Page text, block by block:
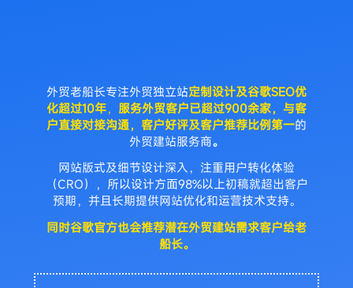
外贸老船长专注外贸独立站定制设计及谷歌SEO优
化超过10年， 服务外贸客户已超过900余家，与客
户直接对接沟通，客户好评及客户推荐比例第一的
外贸建站服务商。
网站版式及细节设计深入，注重用户转化体验
（CRO），所以设计方面98%以上初稿就超出客户
预期，并且长期提供网站优化和运营技术支持。
同时谷歌官方也会推荐潜在外贸建站需求客户给老
船长。